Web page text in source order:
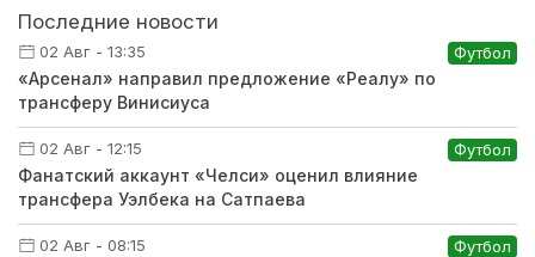
Последние новости
02 Авг - 13:35 Футбол
«Арсенал» направил предложение «Реалу» по
трансферу Винисиуса
02 Авг - 12:15 Футбол
Фанатский аккаунт «Челси» оценил влияние
трансфера Уэлбека на Сатпаева
02 Авг - 08:15 Футбол